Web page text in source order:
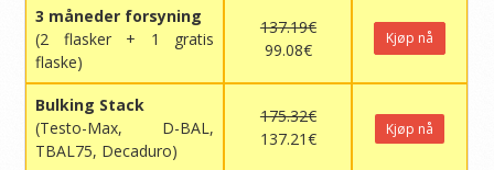
3 måneder forsyning
(2 flasker + 1 gratis
flaske)
137.19€
99.08€
Kjøp nå
Bulking Stack
(Testo-Max, D-BAL,
TBAL75, Decaduro)
175.32€
137.21€
Kjøp nå